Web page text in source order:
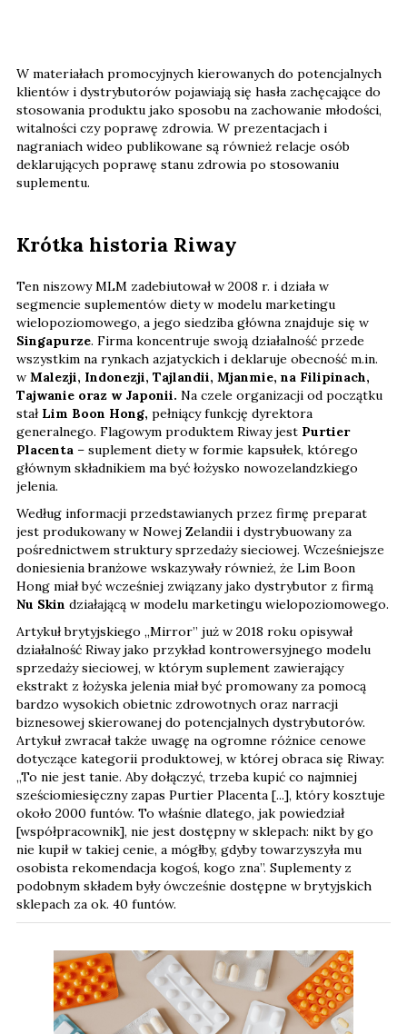
W materiałach promocyjnych kierowanych do potencjalnych
klientów i dystrybutorów pojawiają się hasła zachęcające do
stosowania produktu jako sposobu na zachowanie młodości,
witalności czy poprawę zdrowia. W prezentacjach i
nagraniach wideo publikowane są również relacje osób
deklarujących poprawę stanu zdrowia po stosowaniu
suplementu.
Krótka historia Riway
Ten niszowy MLM zadebiutował w 2008 r. i działa w
segmencie suplementów diety w modelu marketingu
wielopoziomowego, a jego siedziba główna znajduje się w
Singapurze. Firma koncentruje swoją działalność przede
wszystkim na rynkach azjatyckich i deklaruje obecność m.in.
w Malezji, Indonezji, Tajlandii, Mjanmie, na Filipinach,
Tajwanie oraz w Japonii. Na czele organizacji od początku
stał Lim Boon Hong, pełniący funkcję dyrektora
generalnego. Flagowym produktem Riway jest Purtier
Placenta – suplement diety w formie kapsułek, którego
głównym składnikiem ma być łożysko nowozelandzkiego
jelenia.
Według informacji przedstawianych przez firmę preparat
jest produkowany w Nowej Zelandii i dystrybuowany za
pośrednictwem struktury sprzedaży sieciowej. Wcześniejsze
doniesienia branżowe wskazywały również, że Lim Boon
Hong miał być wcześniej związany jako dystrybutor z firmą
Nu Skin działającą w modelu marketingu wielopoziomowego.
Artykuł brytyjskiego „Mirror” już w 2018 roku opisywał
działalność Riway jako przykład kontrowersyjnego modelu
sprzedaży sieciowej, w którym suplement zawierający
ekstrakt z łożyska jelenia miał być promowany za pomocą
bardzo wysokich obietnic zdrowotnych oraz narracji
biznesowej skierowanej do potencjalnych dystrybutorów.
Artykuł zwracał także uwagę na ogromne różnice cenowe
dotyczące kategorii produktowej, w której obraca się Riway: ​​
„To nie jest tanie. Aby dołączyć, trzeba kupić co najmniej
sześciomiesięczny zapas Purtier Placenta [...], który kosztuje
około 2000 funtów. To właśnie dlatego, jak powiedział
[współpracownik], nie jest dostępny w sklepach: nikt by go
nie kupił w takiej cenie, a mógłby, gdyby towarzyszyła mu
osobista rekomendacja kogoś, kogo zna”. Suplementy z
podobnym składem były ówcześnie dostępne w brytyjskich
sklepach za ok. 40 funtów.